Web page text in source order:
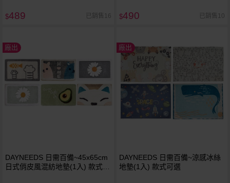
$489 已銷售16 $490 已銷售10
廠出
DAYNEEDS 日需百備~45x65cm
日式俏皮風混紡地墊(1入) 款式可
廠出
DAYNEEDS 日需百備~涼感冰絲
地墊(1入) 款式可選